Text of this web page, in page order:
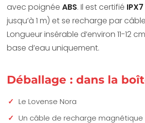
avec poignée ABS. Il est certifié IPX7
jusqu’à 1 m) et se recharge par
Longueur insérable d’environ 11-12
base d’eau uniquement.
Déballage : dans la
Le Lovense Nora
Un câble de recharge magnétique